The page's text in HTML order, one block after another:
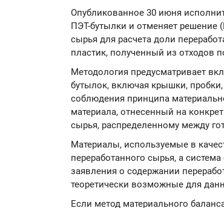
Опубликованное 30 июня
ПЭТ-бутылки и отменяет решение
сырья для расчета доли
пластик, полученный из отходов
Методология предусматривает
бутылок, включая крышки, пробки,
соблюдения принципа
материала, отнесенный на
сырья, распределенному между
Материалы, используемые в
переработанного сырья, а
заявления о содержании
теоретически возможные для
Если метод материального